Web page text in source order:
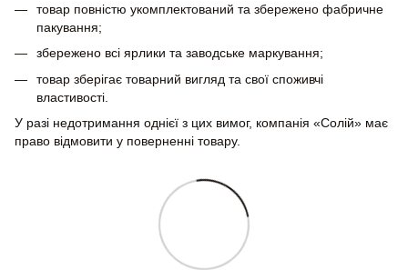
товар повністю укомплектований та збережено фабричне
пакування;
збережено всі ярлики та заводське маркування;
товар зберігає товарний вигляд та свої споживчі
властивості.
У разі недотримання однієї з цих вимог, компанія «Солій» має
право відмовити у поверненні товару.